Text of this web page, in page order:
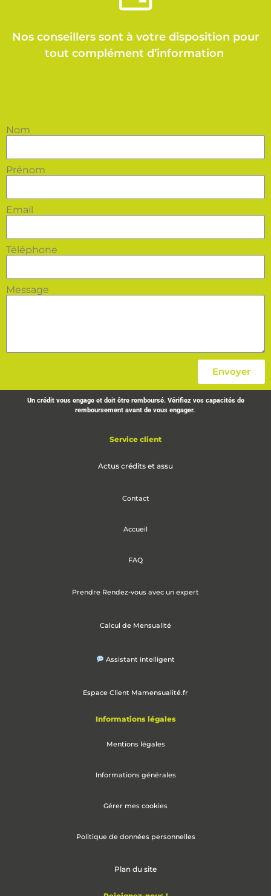
Nos conseillers sont à votre disposition pour
tout complément d’information
Nom
Prénom
Email
Téléphone
Message
Envoyer
Un crédit vous engage et doit être remboursé. Vérifiez vos capacités de
remboursement avant de vous engager.
Service client
Actus crédits et assu
Contact
Accueil
FAQ
Prendre Rendez-vous avec un expert
Calcul de Mensualité
Assistant intelligent
Espace Client Mamensualité.fr
Informations légales
Mentions légales
Informations générales
Gérer mes cookies
Politique de données personnelles
Plan du site